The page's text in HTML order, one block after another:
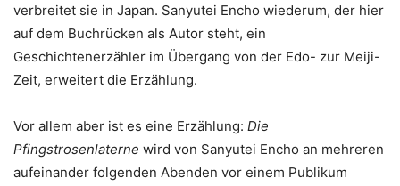
verbreitet sie in Japan. Sanyutei Encho wiederum, der hier
auf dem Buchrücken als Autor steht, ein
Geschichtenerzähler im Übergang von der Edo- zur Meiji-
Zeit, erweitert die Erzählung.
Vor allem aber ist es eine Erzählung: Die
Pfingstrosenlaterne wird von Sanyutei Encho an mehreren
aufeinander folgenden Abenden vor einem Publikum